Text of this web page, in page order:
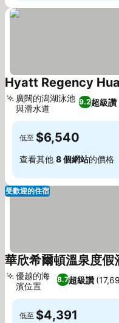
Hyatt Regency
9.2超級讚
廣闊的潟湖泳池
與滑水道
低至 $6,540
查看其他 8 個網站的價格
受歡迎的住宿
華欣希爾頓溫泉度假
8.7超級讚
優越的海
濱位置
低至 $4,391